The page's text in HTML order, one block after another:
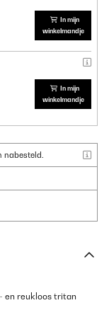
In mijn
winkelmandje
In mijn
winkelmandje
nabesteld.
en reukloos tritan